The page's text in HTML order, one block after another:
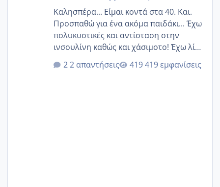
Καλησπέρα... Είμαι κοντά στα 40. Και.
Προσπαθώ για ένα ακόμα παιδάκι... Έχω
πολυκυστικές και αντίσταση στην
ινσουλίνη καθώς και χάσιμοτο! Έχω λίγα
κιλά παραπάνω και όσο κ αν προσπαθώ
δεν χάνω εύκολα! Προσπαθώ για ακόμη
2 απαντήσεις 419 εμφανίσεις